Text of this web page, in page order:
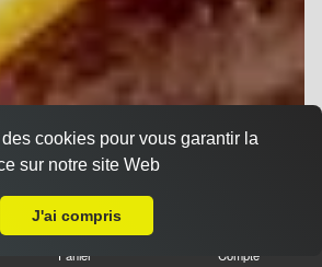
Panier Compte
cookies pour vous garantir la
sur notre site Web
J'ai compris